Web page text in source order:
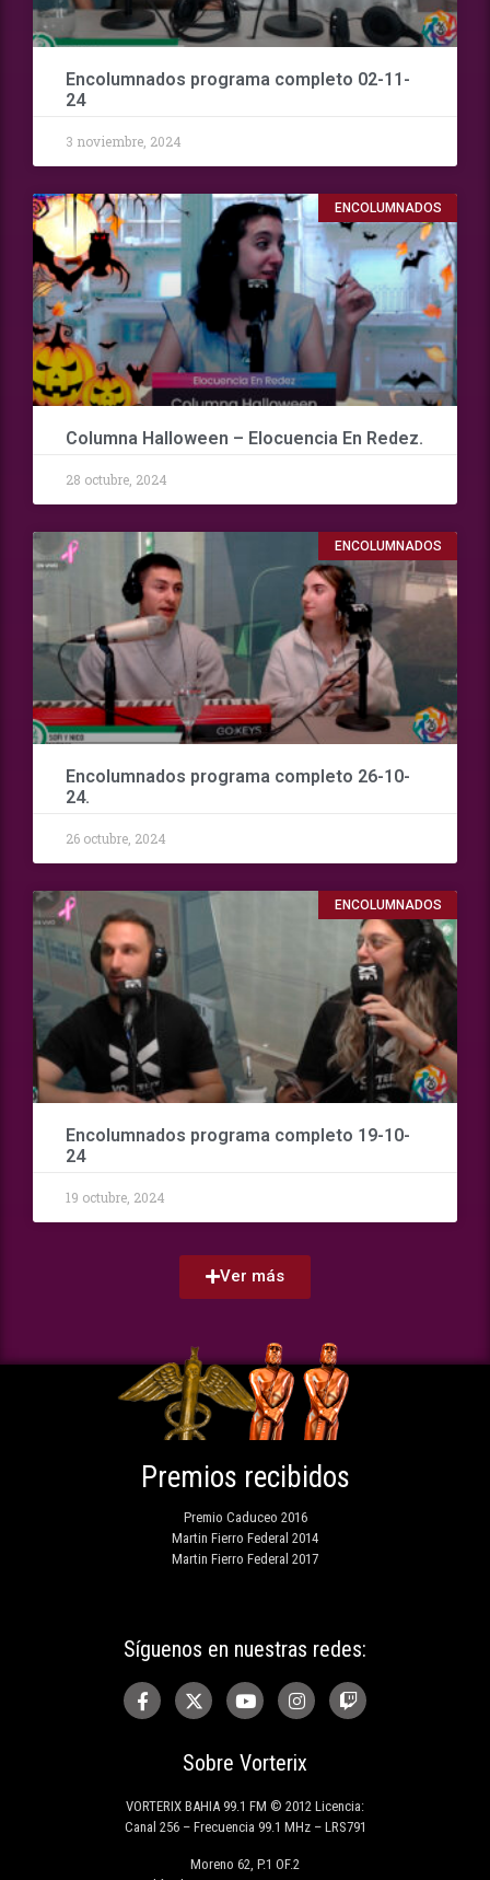
Encolumnados programa completo 02-11-
24
3 noviembre, 2024
ENCOLUMNADOS
Columna Halloween – Elocuencia En Redez.
28 octubre, 2024
ENCOLUMNADOS
Encolumnados programa completo 26-10-
24.
26 octubre, 2024
ENCOLUMNADOS
Encolumnados programa completo 19-10-
24
19 octubre, 2024
Ver más
Sobre Vorterix
VORTERIX BAHIA 99.1 FM © 2012 Licencia:
Canal 256 – Frecuencia 99.1 MHz – LRS791
Moreno 62, P.1 OF.2
Síguenos en nuestras redes:
Premios recibidos
Premio Caduceo 2016
Martin Fierro Federal 2014
Martin Fierro Federal 2017